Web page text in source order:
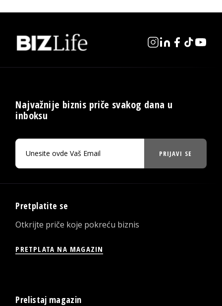
Najvažnije biznis priče svakog dana u
inboksu
PRIJAVI SE
Pretplatite se
Otkrijte priče koje pokreću biznis
PRETPLATA NA MAGAZIN
Prelistaj magazin